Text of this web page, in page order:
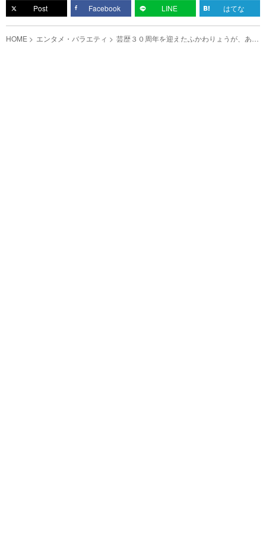
Post Facebook LINE はてな
HOME エンタメ・バラエティ 芸歴３０周年を迎えたふかわりょうが、あの
人気YouTuberとまさかのコラボ？